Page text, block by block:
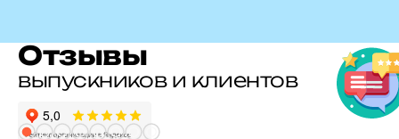
Отзывы
выпускников и клиентов